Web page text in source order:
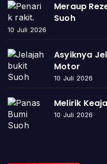
Meraup
Suoh
10 Juli 2026
Asyiknya
Motor
10 Juli 2026
Melirik
10 Juli 2026